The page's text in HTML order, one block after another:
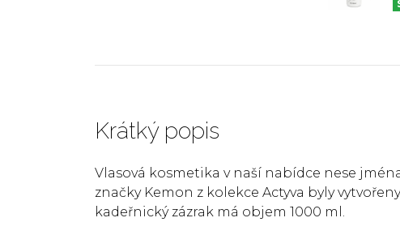
Krátký popis
Vlasová kosmetika v naší nabídce nese
značky Kemon z kolekce Actyva byly
kadeřnický zázrak má objem 1000 ml.